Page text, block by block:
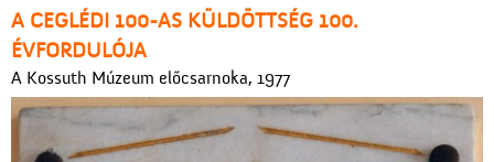
A CEGLÉDI 100-AS KÜLDÖTTSÉG 100.
ÉVFORDULÓJA
A Kossuth Múzeum előcsarnoka, 1977